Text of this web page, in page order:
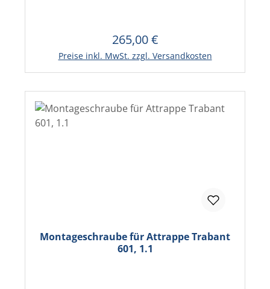
Regulärer Preis:
265,00 €
Preise inkl. MwSt. zzgl. Versandkosten
Montageschraube für Attrappe Trabant
601, 1.1